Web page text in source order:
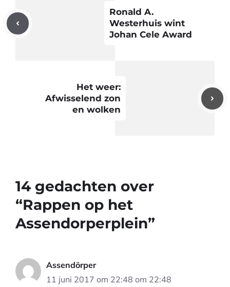
Ronald A.
Westerhuis wint
Johan Cele Award
Het weer:
Afwisselend zon
en wolken
14 gedachten over
“Rappen op het
Assendorperplein”
Assendörper
11 juni 2017 om 22:48 om 22:48